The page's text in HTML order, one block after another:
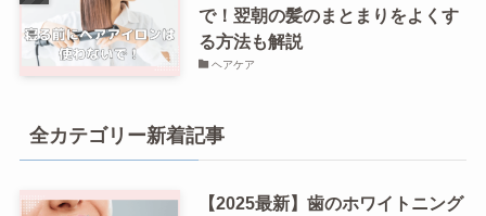
で！翌朝の髪のまとまりをよくす
る方法も解説
ヘアケア
全カテゴリー新着記事
【2025最新】歯のホワイトニング